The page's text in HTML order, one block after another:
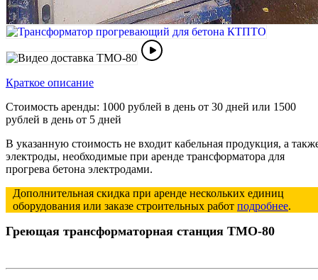
Краткое описание
Стоимость аренды: 1000 рублей в день от 30 дней или 1500
рублей в день от 5 дней
В указанную стоимость не входит кабельная продукция, а
электроды, необходимые при аренде трансформатора для
прогрева бетона электродами.
Дополнительная скидка при аренде нескольких единиц
оборудования или заказе строительных работ подробнее.
Греющая трансформаторная станция ТМО-80